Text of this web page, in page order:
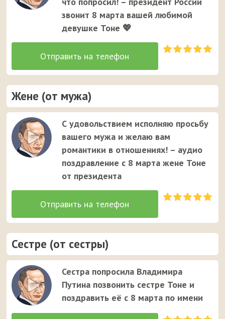
звонит 8 марта вашей любимой
девушке Тоне 💖
Жене (от мужа)
С удовольствием исполняю просьбу
вашего мужа и желаю вам
романтики в отношениях! – аудио
поздравление с 8 марта жене Тоне
от президента
Сестре (от сестры)
Сестра попросила Владимира
Путина позвонить сестре Тоне и
поздравить её с 8 марта по имени